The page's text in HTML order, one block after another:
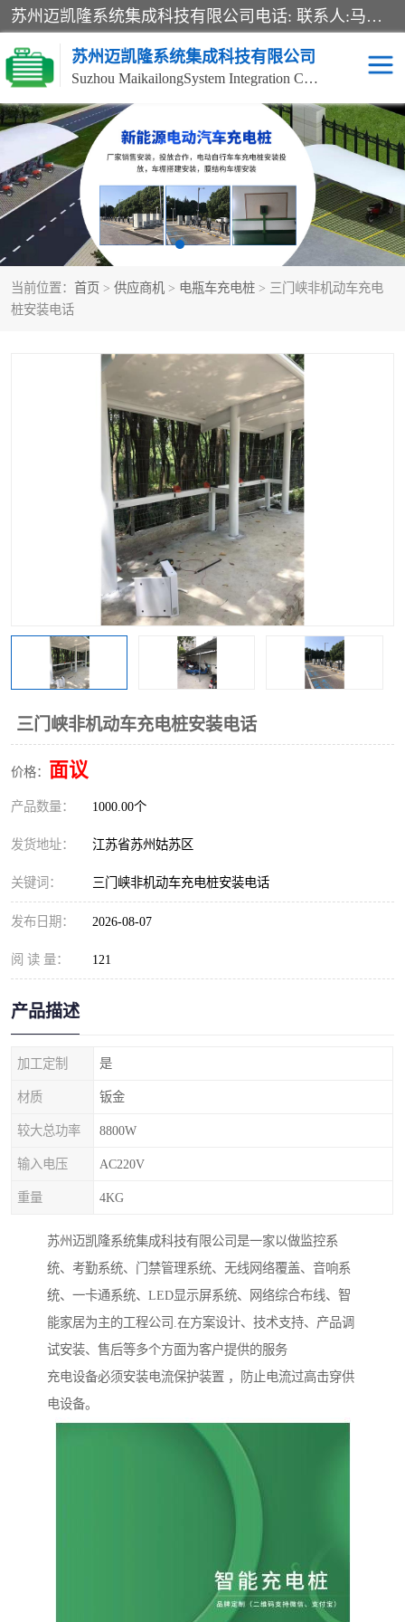
苏州迈凯隆系统集成科技有限公司电话: 联系人:马杰森 销售安装视频监控、报警系统、电话交换机、门禁考勤、巡更系统、呼叫对讲系统、停车场道闸、智能家居、广播系统、综合布线、办公设备、电子商务软件、网络工程、酒店门锁系列 系统集成、VOD视频点播、LED显示屏、节能产品、USP电源、收银机等弱电及智能化项目。
苏州迈凯隆系统集成科技有限公司
Suzhou MaikailongSystem Integration Co., Ltd.
当前位置： 首页 > 供应商机 > 电瓶车充电桩 > 三门峡非机动车充电
桩安装电话
三门峡非机动车充电桩安装电话
价格： 面议
产品数量： 1000.00个
发货地址： 江苏省苏州姑苏区
关键词： 三门峡非机动车充电桩安装电话
发布日期： 2026-08-07
阅 读 量： 121
产品描述
加工定制 是
材质 钣金
较大总功率 8800W
输入电压 AC220V
重量 4KG
苏州迈凯隆系统集成科技有限公司是一家以做监控系
统、考勤系统、门禁管理系统、无线网络覆盖、音响系
统、一卡通系统、LED显示屏系统、网络综合布线、智
能家居为主的工程公司.在方案设计、技术支持、产品调
试安装、售后等多个方面为客户提供的服务
充电设备必须安装电流保护装置 ，防止电流过高击穿供
电设备。
非机动车充电桩 电瓶车充电桩
电动自行车充电桩 两轮电动车充电桩
充电桩